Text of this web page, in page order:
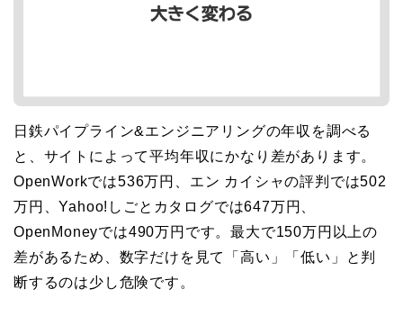
日鉄パイプライン&エンジニアリングの年収を調べる
と、サイトによって平均年収にかなり差があります。
OpenWorkでは536万円、エン カイシャの評判では502
万円、Yahoo!しごとカタログでは647万円、
OpenMoneyでは490万円です。最大で150万円以上の
差があるため、数字だけを見て「高い」「低い」と判
断するのは少し危険です。